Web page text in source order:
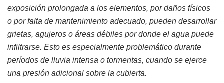
exposición prolongada a los elementos, por daños físicos
o por falta de mantenimiento adecuado, pueden desarrollar
grietas, agujeros o áreas débiles por donde el agua puede
infiltrarse. Esto es especialmente problemático durante
períodos de lluvia intensa o tormentas, cuando se ejerce
una presión adicional sobre la cubierta.